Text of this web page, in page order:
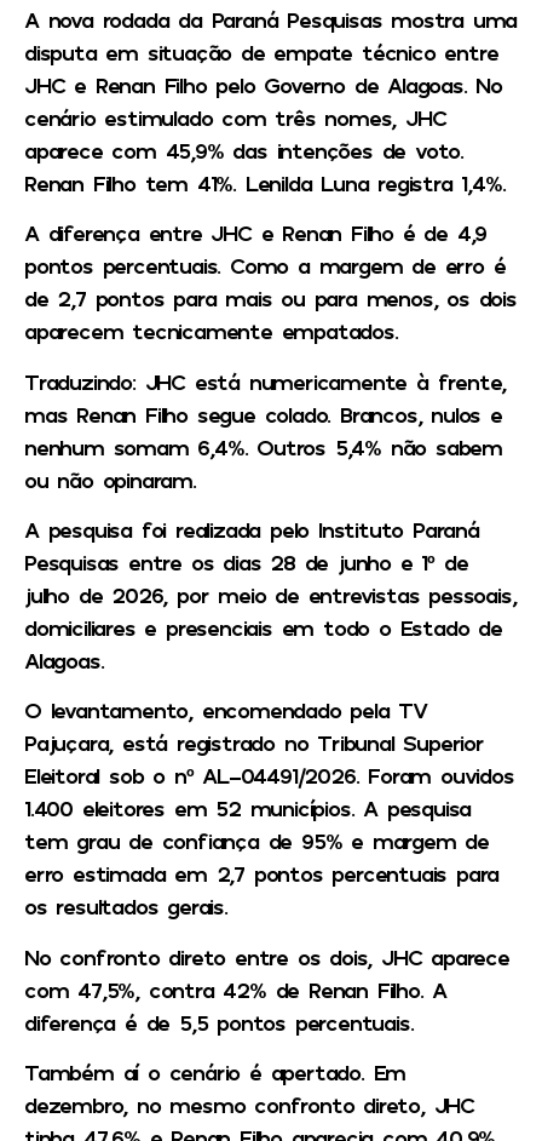
A nova rodada da Paraná Pesquisas mostra uma
disputa em situação de empate técnico entre
JHC e Renan Filho pelo Governo de Alagoas. No
cenário estimulado com três nomes, JHC
aparece com 45,9% das intenções de voto.
Renan Filho tem 41%. Lenilda Luna registra 1,4%.
A diferença entre JHC e Renan Filho é de 4,9
pontos percentuais. Como a margem de erro é
de 2,7 pontos para mais ou para menos, os dois
aparecem tecnicamente empatados.
Traduzindo: JHC está numericamente à frente,
mas Renan Filho segue colado. Brancos, nulos e
nenhum somam 6,4%. Outros 5,4% não sabem
ou não opinaram.
A pesquisa foi realizada pelo Instituto Paraná
Pesquisas entre os dias 28 de junho e 1º de
julho de 2026, por meio de entrevistas pessoais,
domiciliares e presenciais em todo o Estado de
Alagoas.
O levantamento, encomendado pela TV
Pajuçara, está registrado no Tribunal Superior
Eleitoral sob o nº AL-04491/2026. Foram ouvidos
1.400 eleitores em 52 municípios. A pesquisa
tem grau de confiança de 95% e margem de
erro estimada em 2,7 pontos percentuais para
os resultados gerais.
No confronto direto entre os dois, JHC aparece
com 47,5%, contra 42% de Renan Filho. A
diferença é de 5,5 pontos percentuais.
Também aí o cenário é apertado. Em
dezembro, no mesmo confronto direto, JHC